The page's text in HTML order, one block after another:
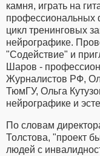
камня, играть на
профессиональных
цикл тренинговых
нейрографике.
"Содействие" и
Шаров -
Журналистов РФ,
ТюмГУ, Ольга
нейрографике и
По словам
Толстова, "проект
людей с